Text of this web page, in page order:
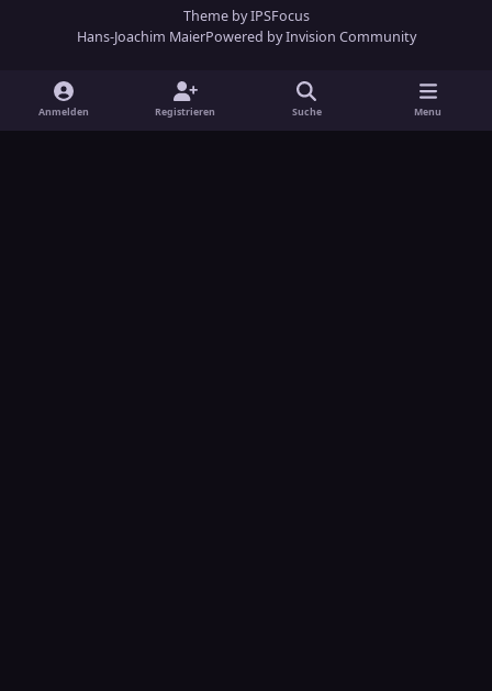
ThemebyIPSFocus
Hans-Joachim MaierPowered byInvision Community
Anmelden Registrieren Suche Menu